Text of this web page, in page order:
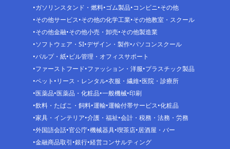
ガソリンスタンド・燃料 ゴム製品 コンビニ その他
その他サービス その他の化学工業 その他教室・スクール
その他金融 その他小売・卸売 その他製造業
ソフトウェア・SI デザイン・製作 パソコンスクール
パルプ・紙 ビル管理・オフィスサポート
ファーストフード ファッション・洋服 プラスチック製品
ペット リース・レンタル 衣服・繊維 医院・診療所
医薬品 医薬品・化粧品 一般機械 印刷
飲料・たばこ・飼料 運輸 運輸付帯サービス 化粧品
家具・インテリア 介護・福祉 会計・税務・法務・労務
外国語会話 官公庁 機械器具 喫茶店 居酒屋・バー
金融商品取引 銀行 経営コンサルティング